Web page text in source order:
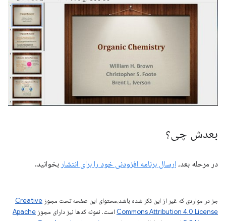
بعدش چی؟
در مرحله بعد، ارسال برنامه افزودنی خود را برای انتشار بخوانید.
جز در مواردی که غیر از این ذکر شده باشد،‌محتوای این صفحه تحت مجوز Creative
Commons Attribution 4.0 License است. نمونه کدها نیز دارای مجوز Apache